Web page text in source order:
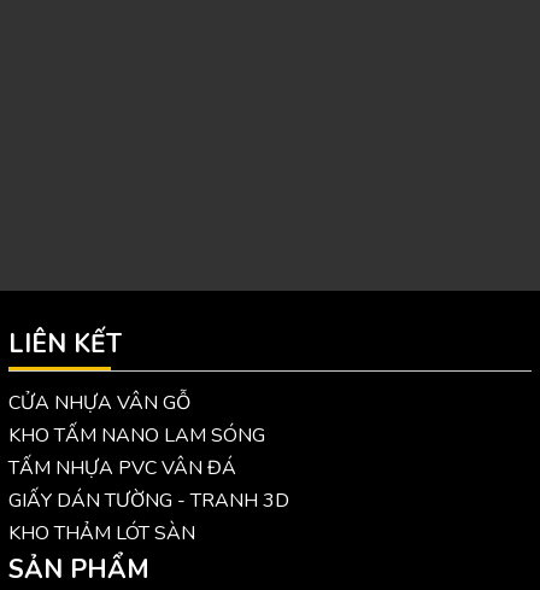
LIÊN KẾT
CỬA NHỰA VÂN GỖ
KHO TẤM NANO LAM SÓNG
TẤM NHỰA PVC VÂN ĐÁ
GIẤY DÁN TƯỜNG - TRANH 3D
KHO THẢM LÓT SÀN
SẢN PHẨM